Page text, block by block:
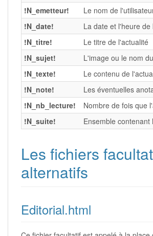
!N_emetteur!
Le nom de
!N_date!
La date et l'heure de
!N_titre!
Le titre de l'actualité
!N_sujet!
L'image ou le nom du
!N_texte!
Le contenu de
!N_note!
Les éventuelles
!N_nb_lecture!
Nombre de fois que
!N_suite!
Ensemble
Les fichiers
alternatifs
Editorial.html